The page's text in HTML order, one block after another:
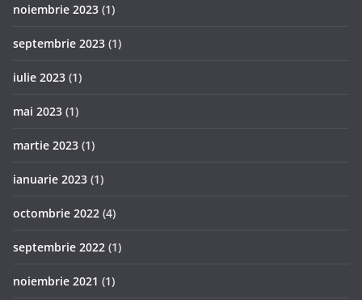
noiembrie 2023 (1)
septembrie 2023 (1)
iulie 2023 (1)
mai 2023 (1)
martie 2023 (1)
ianuarie 2023 (1)
octombrie 2022 (4)
septembrie 2022 (1)
noiembrie 2021 (1)